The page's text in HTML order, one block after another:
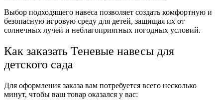
Выбор подходящего навеса позволяет создать комфортную и
безопасную игровую среду для детей, защищая их от
солнечных лучей и неблагоприятных погодных условий.
Как заказать Теневые навесы для
детского сада
Для оформления заказа вам потребуется всего несколько
минут, чтобы ваш товар оказался у вас: